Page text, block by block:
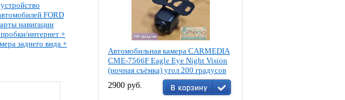
Автомобильная камера CARMEDIA
CME-7566F Eagle Eye Night Vision
(ночная съёмка) угол 200 градусов
2900 руб.
FORD
навигации
интернет +
заднего вида +